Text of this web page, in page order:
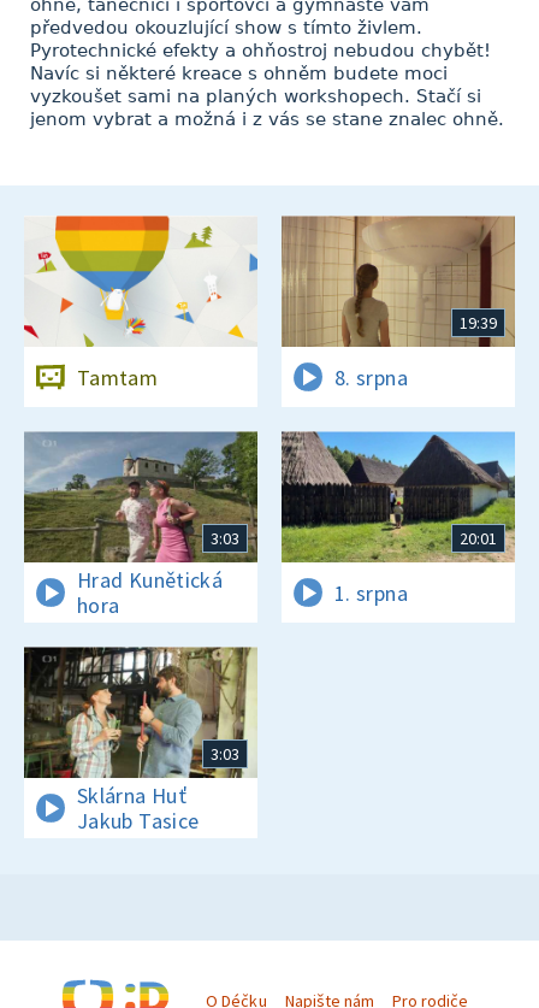
ohně, tanečníci i sportovci a gymnasté vám
předvedou okouzlující show s tímto živlem.
Pyrotechnické efekty a ohňostroj nebudou chybět!
Navíc si některé kreace s ohněm budete moci
vyzkoušet sami na planých workshopech. Stačí si
jenom vybrat a možná i z vás se stane znalec ohně.
Tamtam
19:39
8. srpna
3:03
Hrad Kunětická
hora
20:01
1. srpna
3:03
Sklárna Huť
Jakub Tasice
O Déčku Napište nám Pro rodiče